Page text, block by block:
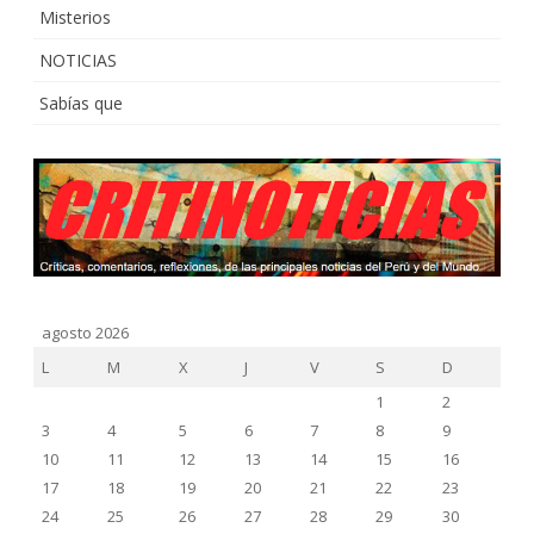
Misterios
NOTICIAS
Sabías que
agosto 2026
L
M X J V S
D
1
2
3
4 5 6 7 8
9
10
11 12 13 14 15
16
17
18 19 20 21 22
23
24
25 26 27 28 29 30